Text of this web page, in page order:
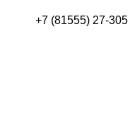
+7 (81555) 27-305